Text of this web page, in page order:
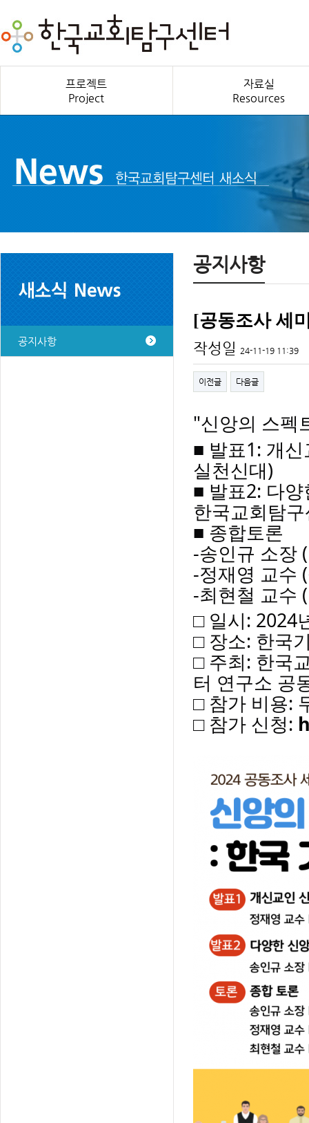
프로젝트
Project
자료실
Resources
공지사항
공지사항
[공동조사 세
작성일 24-11-19 11:39
이전글 다음글
"신앙의 스펙
■ 발표1: 개
실천신대)
■ 발표2: 다
한국교회탐
■ 종합토론
-송인규 소장
-정재영 교수
-최현철 교수
□ 일시: 2024
□ 장소: 한국
□ 주최: 한국
터 연구소 공
□ 참가 비용:
□ 참가 신청: